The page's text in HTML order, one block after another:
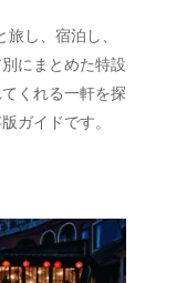
し、宿泊し、
にまとめた特設
くれる一軒を探
ガイドです。